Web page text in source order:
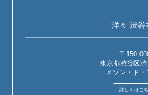
洋々 渋谷
〒150-
東京都渋谷区
メゾン・ド
詳しくはこ